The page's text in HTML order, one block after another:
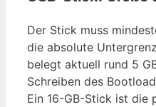
Der Stick muss
die absolute
belegt aktuell rund 5
Schreiben des
Ein 16-GB-Stick ist die